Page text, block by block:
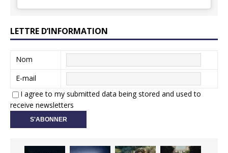
LETTRE D’INFORMATION
Nom
E-mail
I agree to my submitted data being stored and used to
receive newsletters